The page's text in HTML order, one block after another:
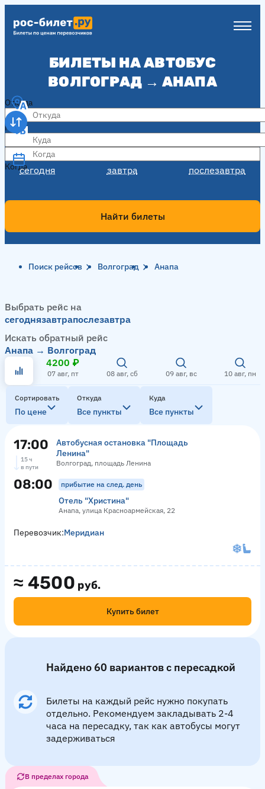
БИЛЕТЫ НА АВТОБУС
ВОЛГОГРАД → АНАПА
Откуда
Куда
Когда
сегодня завтра послезавтра
Когда
Найти билеты
Поиск рейсов Волгоград Анапа
Выбрать рейс на
сегоднязавтрапослезавтра
Искать обратный рейс
Анапа → Волгоград
4200 ₽
07 авг, пт 08 авг, сб 09 авг, вс 10 авг, пн
Сортировать
По цене
Откуда
Все пункты
Куда
Все пункты
17:00
Автобусная остановка "Площадь
Ленина"
Волгоград, площадь Ленина
15 ч
в пути
08:00 прибытие на след. день
Отель "Христина"
Анапа, улица Красноармейская, 22
≈ 4500 руб.
Купить билет
Перевозчик:Меридиан
Найдено 60 вариантов с пересадкой
Билеты на каждый рейс нужно покупать
отдельно. Рекомендуем закладывать 2-4
часа на пересадку, так как автобусы могут
задерживаться
В пределах города